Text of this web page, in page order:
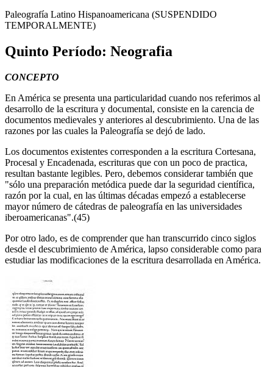
Paleografía Latino Hispanoamericana (SUSPENDIDO
TEMPORALMENTE)
Quinto Período: Neografia
CONCEPTO
En América se presenta una particularidad cuando nos referimos al
desarrollo de la escritura y documental, consiste en la carencia de
documentos medievales y anteriores al descubrimiento. Una de las
razones por las cuales la Paleografía se dejó de lado.
Los documentos existentes corresponden a la escritura Cortesana,
Procesal y Encadenada, escrituras que con un poco de practica,
resultan bastante legibles. Pero, debemos considerar también que
"sólo una preparación metódica puede dar la seguridad científica,
razón por la cual, en las últimas décadas empezó a establecerse
mayor número de cátedras de paleografía en las universidades
iberoamericanas".(45)
Por otro lado, es de comprender que han transcurrido cinco siglos
desde el descubrimiento de América, lapso considerable como para
estudiar las modificaciones de la escritura desarrollada en América.